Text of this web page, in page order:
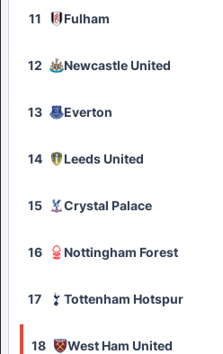
11 Fulham
12 Newcastle United
13 Everton
14 Leeds United
15 Crystal Palace
16 Nottingham Forest
17 Tottenham Hotspur
18 West Ham United